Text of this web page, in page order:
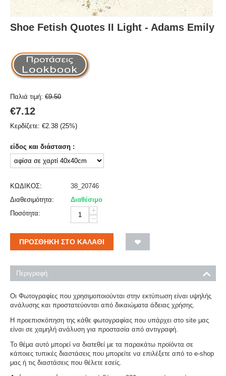
Shoe Fetish Quotes II Light - Adams Emily
Παλιά τιμή: €9.50
€7.12
Κερδίζετε: €2.38 (25%)
είδος και διάσταση :
ΚΩΔΙΚΟΣ:
38_20746
Διαθεσιμότητα:
Διαθέσιμο
Ποσότητα:
+
−
ΠΡΟΣΘΉΚΗ ΣΤΟ ΚΑΛΆΘΙ
Περιγραφή
Οι Φωτογραφίες που χρησιμοποιούνται στην εκτύπωση είναι υψηλής
ανάλυσης και προστατεύονται από δικαιώματα άδειας χρήσης.
Η προεπισκόπηση της κάθε φωτογραφίας που υπάρχει στο site μας
είναι σε χαμηλή ανάλυση για προστασία από αντιγραφή.
Το θέμα αυτό μπορεί να διατεθεί με τα παρακάτω προϊόντα σε
κάποιες τυπικές διαστάσεις που μπορείτε να επιλέξετε από το e-shop
μας ή τις διαστάσεις που θέλετε εσείς.